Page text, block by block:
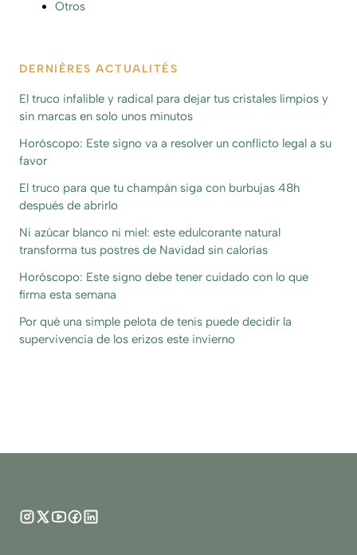
Otros
DERNIÈRES ACTUALITÉS
El truco infalible y radical para dejar tus cristales limpios y
sin marcas en solo unos minutos
Horóscopo: Este signo va a resolver un conflicto legal a su
favor
El truco para que tu champán siga con burbujas 48h
después de abrirlo
Ni azúcar blanco ni miel: este edulcorante natural
transforma tus postres de Navidad sin calorías
Horóscopo: Este signo debe tener cuidado con lo que
firma esta semana
Por qué una simple pelota de tenis puede decidir la
supervivencia de los erizos este invierno